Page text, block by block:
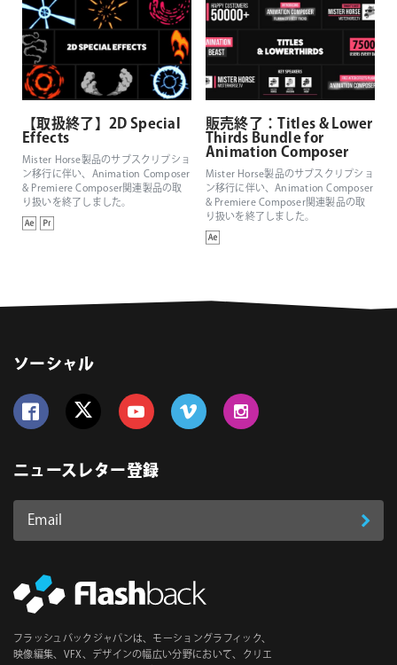
【取扱終了】2D Special
Effects
Mister Horse製品のサブスクリプショ
ン移行に伴い、Animation Composer
& Premiere Composer関連製品の取
り扱いを終了しました。
販売終了：Titles & Lower
Thirds Bundle for
Animation Composer
Mister Horse製品のサブスクリプショ
ン移行に伴い、Animation Composer
& Premiere Composer関連製品の取
り扱いを終了しました。
ソーシャル
ニュースレター登録
Email
ス
必
須
登
フラッシュバックジャパンは、モーショングラフィック、
映像編集、VFX、デザインの幅広い分野において、クリエ